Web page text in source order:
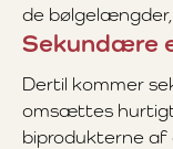
de
Sekundære
Dertil kommer
omsættes
biprodukterne af